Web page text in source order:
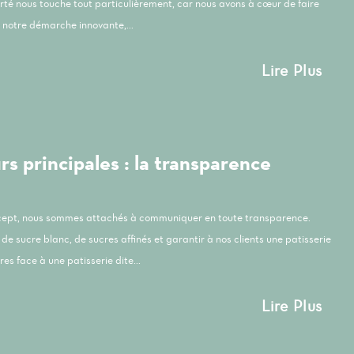
nous touche tout particulièrement, car nous avons à cœur de faire
démarche innovante,...
Lire Plus
principales : la transparence
nous sommes attachés à communiquer en toute transparence.
sucre blanc, de sucres affinés et garantir à nos clients une patisserie
face à une patisserie dite...
Lire Plus